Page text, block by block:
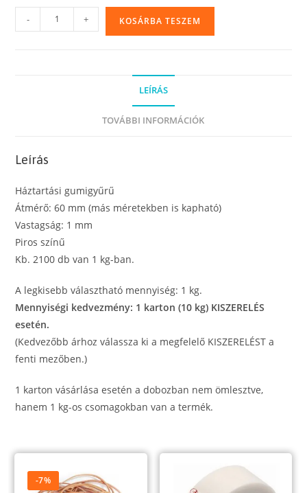
Gumigyűrű,
háztartási,
piros
gumi
mennyiség
- + KOSÁRBA TESZEM
LEÍRÁS
TOVÁBBI INFORMÁCIÓK
Leírás
Háztartási gumigyűrű
Átmérő: 60 mm (más méretekben is kapható)
Vastagság: 1 mm
Piros színű
Kb. 2100 db van 1 kg-ban.
A legkisebb választható mennyiség: 1 kg.
Mennyiségi kedvezmény: 1 karton (10 kg) KISZERELÉS
esetén.
(Kedvezőbb árhoz válassza ki a megfelelő KISZERELÉST a
fenti mezőben.)
1 karton vásárlása esetén a dobozban nem ömlesztve,
hanem 1 kg-os csomagokban van a termék.
-7%